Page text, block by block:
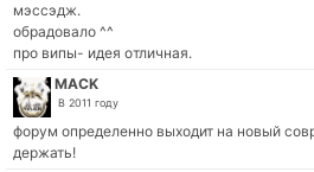
мэссэдж.
обрадовало ^^
про випы- идея отличная.
MACK
В 2011 году
форум определенно выходит на новый
держать!